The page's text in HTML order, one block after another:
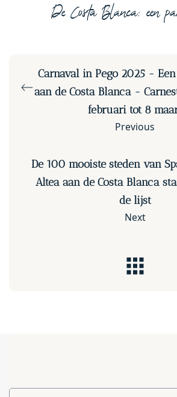
De Costa Blanca: een
Carnaval in Pego 2025 -
aan de Costa Blanca -
februari tot 8
Previous
De 100 mooiste steden van
Altea aan de Costa Blanca
de lijst
Next